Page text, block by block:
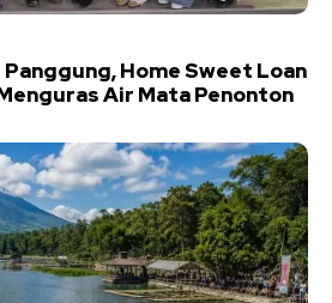
Panggung, Home Sweet Loan
Air Mata Penonton